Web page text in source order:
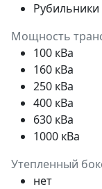
Мощность
100 кВа
160 кВа
250 кВа
400 кВа
630 кВа
1000 кВа
Утепленный
нет